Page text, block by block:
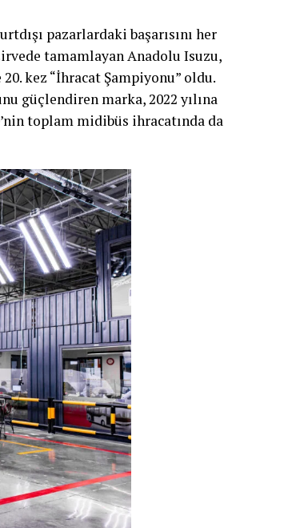
pazarlardaki başarısını her
tamamlayan Anadolu Isuzu,
kez “İhracat Şampiyonu” oldu.
güçlendiren marka, 2022 yılına
toplam midibüs ihracatında da